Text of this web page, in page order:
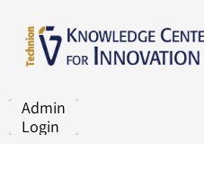
Admin
Login